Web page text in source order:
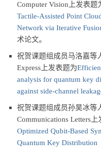
Computer Vision上发表题
Tactile-Assisted Point
Network via Iterative
术论文。
祝贺课题组成员马洛嘉等
Express上发表题为
analysis for quantum key
against side-channel
祝贺课题组成员孙昊冰等
Communications Letters上
Optimized Qubit-Based
Quantum Key Distribution